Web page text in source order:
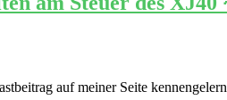
auf meiner Seite